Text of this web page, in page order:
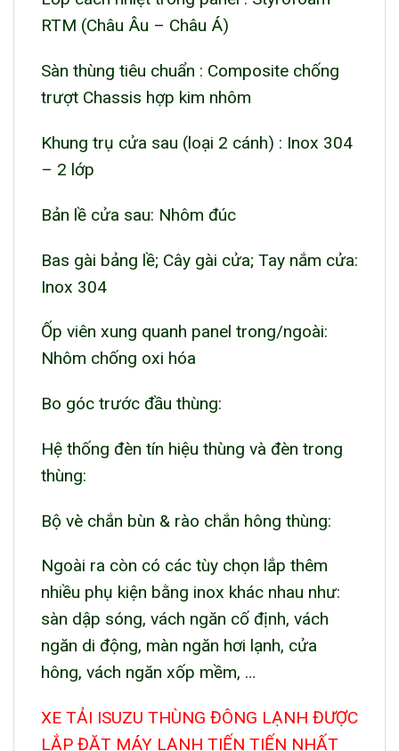
RTM (Châu Âu – Châu Á)
Sàn thùng tiêu chuẩn : Composite chống
trượt Chassis hợp kim nhôm
Khung trụ cửa sau (loại 2 cánh) : Inox 304
– 2 lớp
Bản lề cửa sau: Nhôm đúc
Bas gài bảng lề; Cây gài cửa; Tay nắm cửa:
Inox 304
Ốp viên xung quanh panel trong/ngoài:
Nhôm chống oxi hóa
Bo góc trước đầu thùng:
Hệ thống đèn tín hiệu thùng và đèn trong
thùng:
Bộ vè chắn bùn & rào chắn hông thùng:
Ngoài ra còn có các tùy chọn lắp thêm
nhiều phụ kiện bằng inox khác nhau như:
sàn dập sóng, vách ngăn cố định, vách
ngăn di động, màn ngăn hơi lạnh, cửa
hông, vách ngăn xốp mềm, …
XE TẢI ISUZU THÙNG ĐÔNG LẠNH ĐƯỢC
LẮP ĐẶT MÁY LẠNH TIẾN TIẾN NHẤT